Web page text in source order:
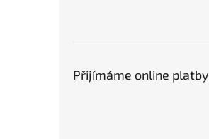
Přijímáme online platby